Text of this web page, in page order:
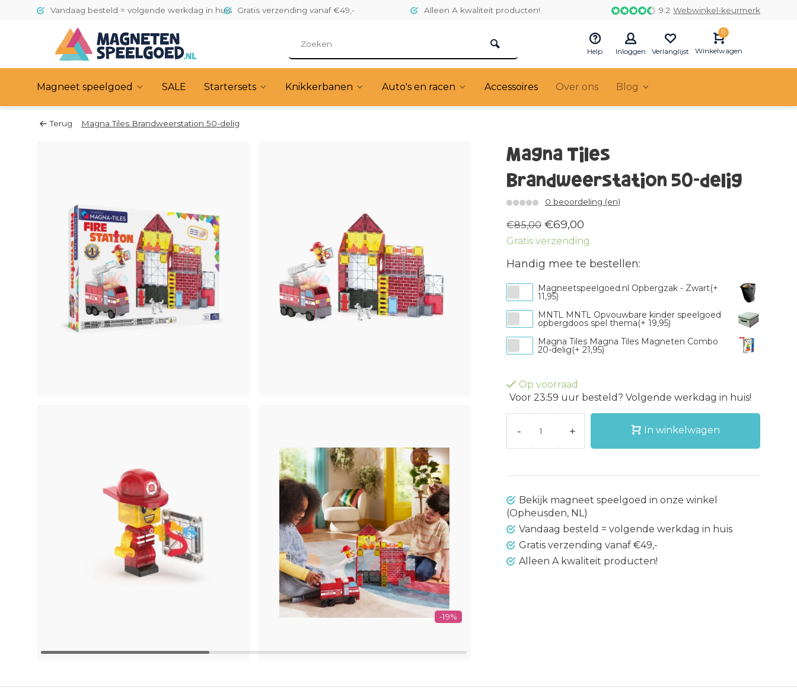
Vandaag besteld = volgende werkdag in huis Gratis verzending vanaf €49,- Alleen A kwaliteit producten! 9.2 Webwinkel-keurmerk
Help Inloggen Verlanglijst
0
Winkelwagen
Magneet speelgoed SALE Startersets Knikkerbanen Auto's en racen Accessoires Over ons Blog
Terug Magna Tiles Brandweerstation 50-delig
-19%
Magna Tiles
Brandweerstation 50-delig
0 beoordeling (en)
€85,00 €69,00
Gratis verzending
Handig mee te bestellen:
Magneetspeelgoed.nl Opbergzak - Zwart(+
11,95)
MNTL MNTL Opvouwbare kinder speelgoed
opbergdoos spel thema(+ 19,95)
Magna Tiles Magna Tiles Magneten Combo
20-delig(+ 21,95)
Op voorraad
Voor 23:59 uur besteld? Volgende werkdag in huis!
- + In winkelwagen
Bekijk magneet speelgoed in onze winkel
(Opheusden, NL)
Vandaag besteld = volgende werkdag in huis
Gratis verzending vanaf €49,-
Alleen A kwaliteit producten!